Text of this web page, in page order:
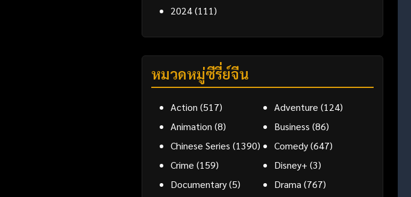
2024(111)
หมวดหมู่ซีรี่ย์จีน
Action (517) Adventure (124)
Animation (8) Business (86)
Chinese Series (1390) Comedy(647)
Crime (159) Disney+ (3)
Documentary(5) Drama(767)